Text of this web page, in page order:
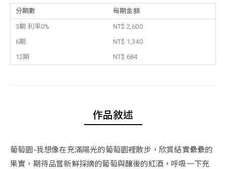
分期數 每期金額
3期 利率0%
NT$ 2,600
6期
NT$ 1,340
12期
NT$ 684
作品敘述
葡萄園-我想像在充滿陽光的葡萄園裡散步，欣賞結實纍纍的
果實，期待品嘗新鮮採摘的葡萄與釀後的紅酒，呼吸一下充